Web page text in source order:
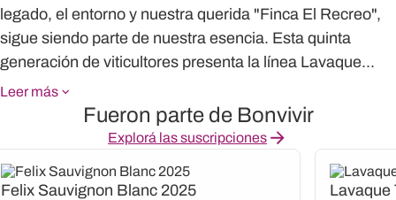
legado, el entorno y nuestra querida "Finca El Recreo",
sigue siendo parte de nuestra esencia. Esta quinta
generación de viticultores presenta la línea Lavaque...
Leer más
Fueron parte de Bonvivir
Explorá las suscripciones
Felix Sauvignon Blanc 2025 Lavaque